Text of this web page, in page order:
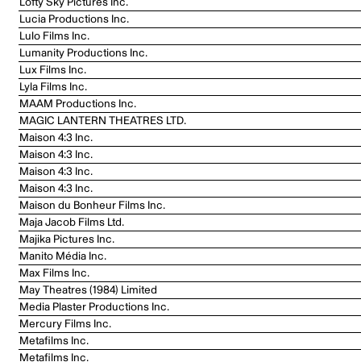
Lucia Productions Inc.
Lulo Films Inc.
Lumanity Productions Inc.
Lux Films Inc.
Lyla Films Inc.
MAAM Productions Inc.
MAGIC LANTERN THEATRES LTD.
Maison 4:3 Inc.
Maison 4:3 Inc.
Maison 4:3 Inc.
Maison 4:3 Inc.
Maison du Bonheur Films Inc.
Maja Jacob Films Ltd.
Majika Pictures Inc.
Manito Média Inc.
Max Films Inc.
May Theatres (1984) Limited
Media Plaster Productions Inc.
Mercury Films Inc.
Metafilms Inc.
Metafilms Inc.